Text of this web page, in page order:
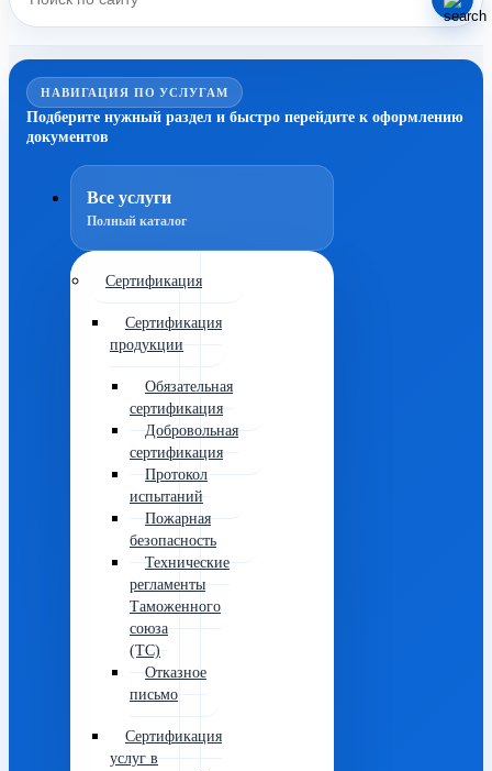
НАВИГАЦИЯ ПО УСЛУГАМ
Подберите нужный раздел и быстро перейдите к оформлению
документов
Все услуги
Полный каталог
Сертификация
Сертификация
продукции
Обязательная
сертификация
Добровольная
сертификация
Протокол
испытаний
Пожарная
безопасность
Технические
регламенты
Таможенного
союза
(ТС)
Отказное
письмо
Сертификация
услуг в